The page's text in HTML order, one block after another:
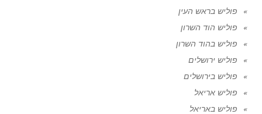
פוליש בראש העין
פוליש הוד השרון
פוליש בהוד השרון
פוליש ירושלים
פוליש בירושלים
פוליש אריאל
פוליש באריאל